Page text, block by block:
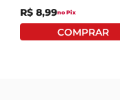
R$ 8,99no Pix